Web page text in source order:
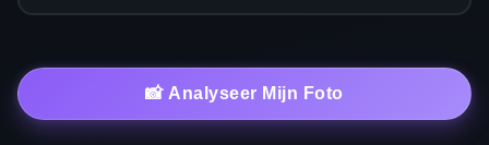
📸 Analyseer Mijn Foto